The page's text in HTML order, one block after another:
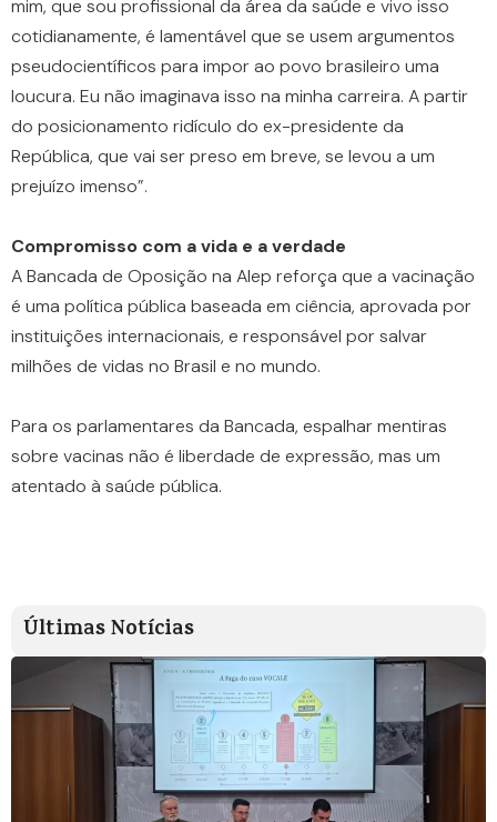
mim, que sou profissional da área da saúde e vivo isso
cotidianamente, é lamentável que se usem argumentos
pseudocientíficos para impor ao povo brasileiro uma
loucura. Eu não imaginava isso na minha carreira. A partir
do posicionamento ridículo do ex-presidente da
República, que vai ser preso em breve, se levou a um
prejuízo imenso”.
Compromisso com a vida e a verdade
A Bancada de Oposição na Alep reforça que a vacinação
é uma política pública baseada em ciência, aprovada por
instituições internacionais, e responsável por salvar
milhões de vidas no Brasil e no mundo.
Para os parlamentares da Bancada, espalhar mentiras
sobre vacinas não é liberdade de expressão, mas um
atentado à saúde pública.
Últimas Notícias